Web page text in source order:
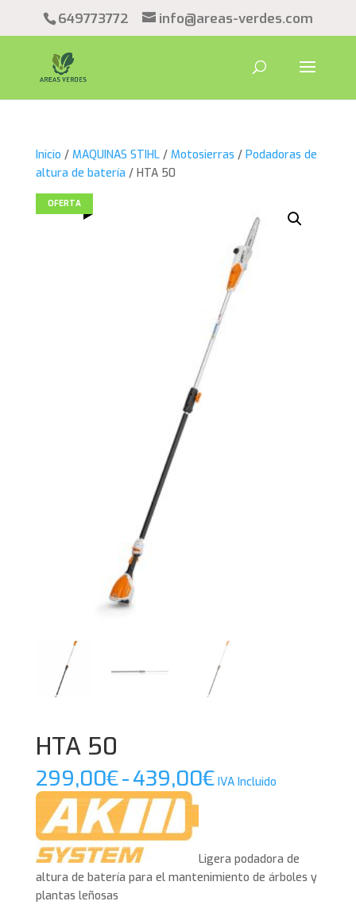
649773772 info@areas-verdes.com
Inicio / MAQUINAS STIHL/ Motosierras / Podadoras de
altura de batería / HTA 50
OFERTA
HTA 50
299,00€-439,00€Rango
299,00€
hasta
439,00€
IVA Incluido
Ligera podadora de
altura de batería para el mantenimiento de árboles y
plantas leñosas